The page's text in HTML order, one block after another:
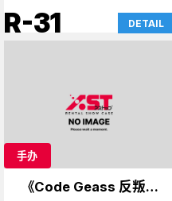
R-31 DETAIL
手办
《Code Geass 反叛的